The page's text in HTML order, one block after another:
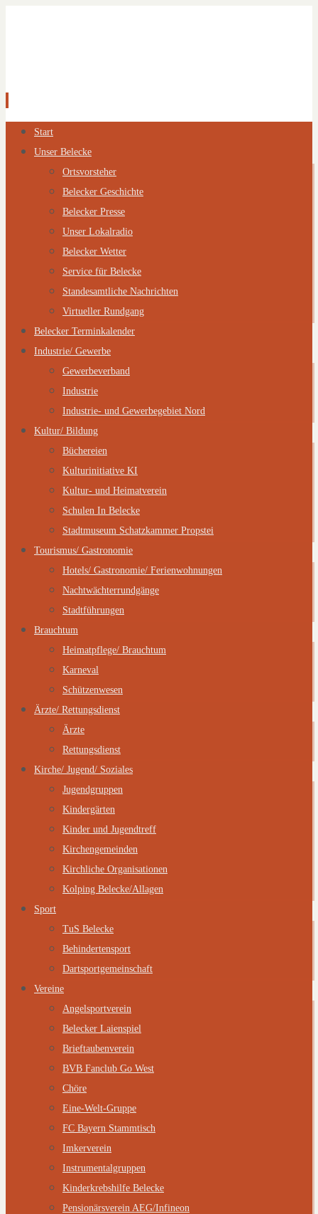
Zum
Inhalt
springen
Start
Unser Belecke
Ortsvorsteher
Belecker Geschichte
Belecker Presse
Unser Lokalradio
Belecker Wetter
Service für Belecke
Standesamtliche Nachrichten
Virtueller Rundgang
Belecker Terminkalender
Industrie/ Gewerbe
Gewerbeverband
Industrie
Industrie- und Gewerbegebiet Nord
Kultur/ Bildung
Büchereien
Kulturinitiative KI
Kultur- und Heimatverein
Schulen In Belecke
Stadtmuseum Schatzkammer Propstei
Tourismus/ Gastronomie
Hotels/ Gastronomie/ Ferienwohnungen
Nachtwächterrundgänge
Stadtführungen
Brauchtum
Heimatpflege/ Brauchtum
Karneval
Schützenwesen
Ärzte/ Rettungsdienst
Ärzte
Rettungsdienst
Kirche/ Jugend/ Soziales
Jugendgruppen
Kindergärten
Kinder und Jugendtreff
Kirchengemeinden
Kirchliche Organisationen
Kolping Belecke/Allagen
Sport
TuS Belecke
Behindertensport
Dartsportgemeinschaft
Vereine
Angelsportverein
Belecker Laienspiel
Brieftaubenverein
BVB Fanclub Go West
Chöre
Eine-Welt-Gruppe
FC Bayern Stammtisch
Imkerverein
Instrumentalgruppen
Kinderkrebshilfe Belecke
Pensionärsverein AEG/Infineon